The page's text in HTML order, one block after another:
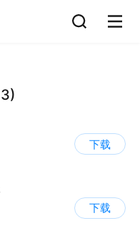
下载
下载